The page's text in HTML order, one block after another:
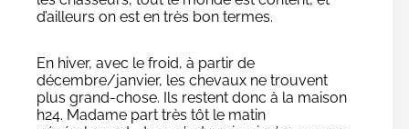
d’ailleurs on est en très bon termes.
En hiver, avec le froid, à partir de
décembre/janvier, les chevaux ne trouvent
plus grand-chose. Ils restent donc à la maison
h24. Madame part très tôt le matin